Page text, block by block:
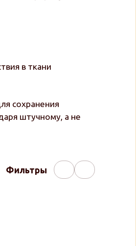
в ткани
сохранения
штучному, а не
Фильтры